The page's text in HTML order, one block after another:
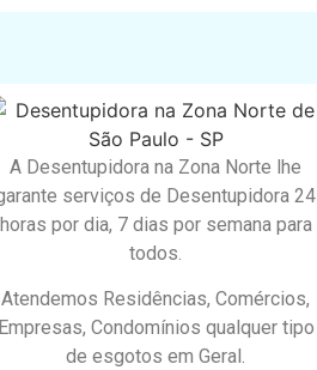
A Desentupidora na Zona Norte lhe
serviços de Desentupidora 24
horas por dia, 7 dias por semana para
todos.
Atendemos Residências, Comércios,
Empresas, Condomínios qualquer tipo
de esgotos em Geral.